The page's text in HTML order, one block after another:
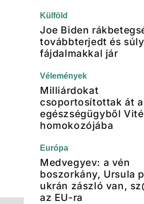
Külföld
Joe Biden
továbbterjedt és
fájdalmakkal jár
Vélemények
Milliárdokat
csoportosítottak át
egészségügyből
homokozójába
Európa
Medvegyev: a vén
boszorkány, Ursula
ukrán zászló van,
az EU-ra